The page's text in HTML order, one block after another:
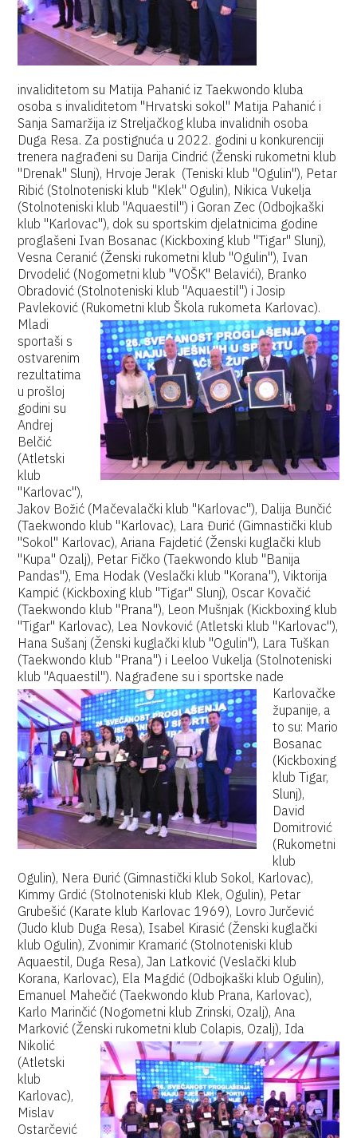
invaliditetom su Matija Pahanić iz Taekwondo kluba
osoba s invaliditetom "Hrvatski sokol" Matija Pahanić i
Sanja Samaržija iz Streljačkog kluba invalidnih osoba
Duga Resa. Za postignuća u 2022. godini u konkurenciji
trenera nagrađeni su Darija Cindrić (Ženski rukometni klub
"Drenak" Slunj), Hrvoje Jerak (Teniski klub "Ogulin"), Petar
Ribić (Stolnoteniski klub "Klek" Ogulin), Nikica Vukelja
(Stolnoteniski klub "Aquaestil") i Goran Zec (Odbojkaški
klub "Karlovac"), dok su sportskim djelatnicima godine
proglašeni Ivan Bosanac (Kickboxing klub "Tigar" Slunj),
Vesna Ceranić (Ženski rukometni klub "Ogulin"), Ivan
Drvodelić (Nogometni klub "VOŠK" Belavići), Branko
Obradović (Stolnoteniski klub "Aquaestil") i Josip
Pavleković (Rukometni klub Škola rukometa Karlovac).
Mladi
sportaši s
ostvarenim
rezultatima
u prošloj
godini su
Andrej
Belčić
(Atletski
klub
"Karlovac"),
Jakov Božić (Mačevalački klub "Karlovac"), Dalija Bunčić
(Taekwondo klub "Karlovac), Lara Đurić (Gimnastički klub
"Sokol" Karlovac), Ariana Fajdetić (Ženski kuglački klub
"Kupa" Ozalj), Petar Fičko (Taekwondo klub "Banija
Pandas"), Ema Hodak (Veslački klub "Korana"), Viktorija
Kampić (Kickboxing klub "Tigar" Slunj), Oscar Kovačić
(Taekwondo klub "Prana"), Leon Mušnjak (Kickboxing klub
"Tigar" Karlovac), Lea Novković (Atletski klub "Karlovac"),
Hana Sušanj (Ženski kuglački klub "Ogulin"), Lara Tuškan
(Taekwondo klub "Prana") i Leeloo Vukelja (Stolnoteniski
klub "Aquaestil"). Nagrađene su i sportske nade
Karlovačke
županije, a
to su: Mario
Bosanac
(Kickboxing
klub Tigar,
Slunj),
David
Domitrović
(Rukometni
klub
Ogulin), Nera Đurić (Gimnastički klub Sokol, Karlovac),
Kimmy Grdić (Stolnoteniski klub Klek, Ogulin), Petar
Grubešić (Karate klub Karlovac 1969), Lovro Jurčević
(Judo klub Duga Resa), Isabel Kirasić (Ženski kuglački
klub Ogulin), Zvonimir Kramarić (Stolnoteniski klub
Aquaestil, Duga Resa), Jan Latković (Veslački klub
Korana, Karlovac), Ela Magdić (Odbojkaški klub Ogulin),
Emanuel Mahečić (Taekwondo klub Prana, Karlovac),
Karlo Marinčić (Nogometni klub Zrinski, Ozalj), Ana
Marković (Ženski rukometni klub Colapis, Ozalj), Ida
Nikolić
(Atletski
klub
Karlovac),
Mislav
Ostarčević